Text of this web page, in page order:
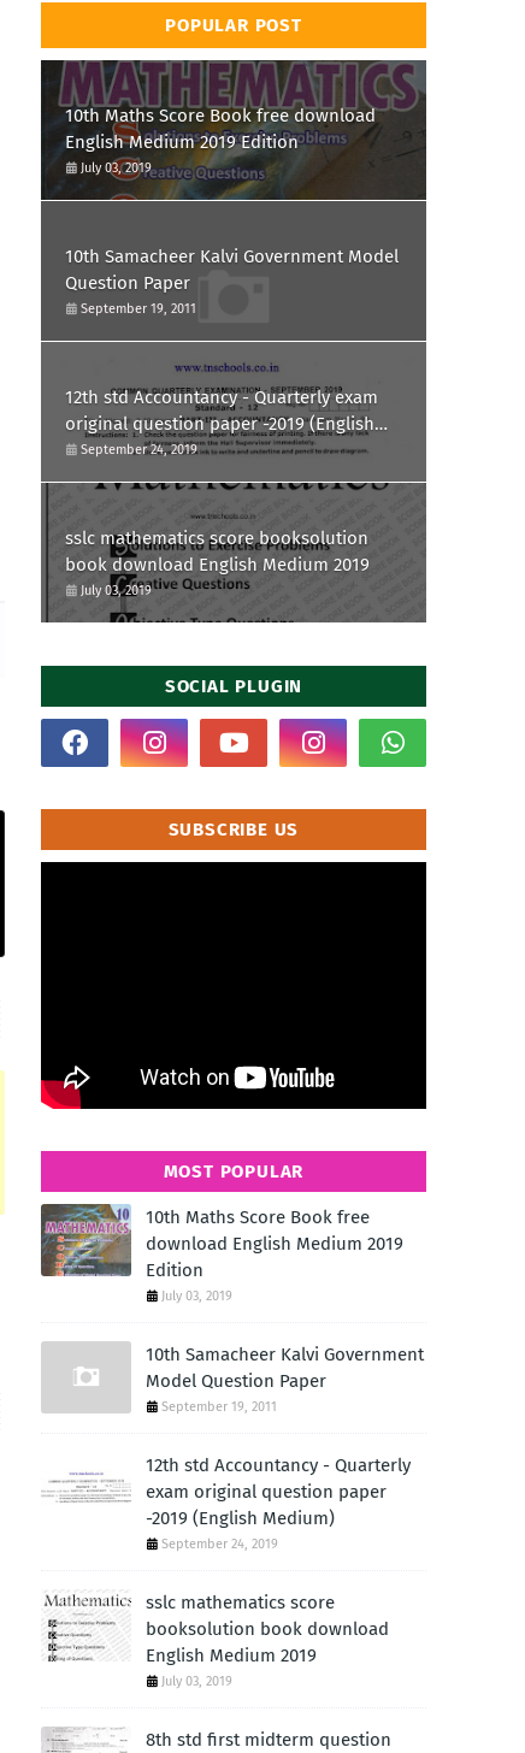
POPULAR POST
10th Maths Score Book free download
English Medium 2019 Edition
July 03, 2019
10th Samacheer Kalvi Government Model
Question Paper
September 19, 2011
12th std Accountancy - Quarterly exam
original question paper -2019 (English
Medium)
September 24, 2019
sslc mathematics score booksolution
book download English Medium 2019
July 03, 2019
SOCIAL PLUGIN
SUBSCRIBE US
MOST POPULAR
10th Maths Score Book free
download English Medium 2019
Edition
July 03, 2019
10th Samacheer Kalvi Government
Model Question Paper
September 19, 2011
12th std Accountancy - Quarterly
exam original question paper
-2019 (English Medium)
September 24, 2019
sslc mathematics score
booksolution book download
English Medium 2019
July 03, 2019
8th std first midterm question